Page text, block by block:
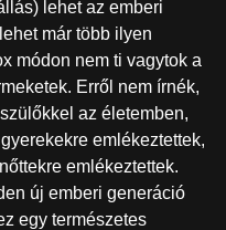
lehet az emberi
már több ilyen
módon nem ti vagytok a
Erről nem írnék,
az életemben,
emlékeztettek,
emlékeztettek.
új emberi generáció
egy természetes